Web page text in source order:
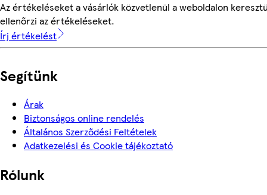
Az értékeléseket a vásárlók közvetlenül a weboldalon
ellenőrzi az értékeléseket.
Írj értékelést
Segítünk
Árak
Biztonságos online rendelés
Általános Szerződési Feltételek
Adatkezelési és Cookie tájékoztató
Rólunk